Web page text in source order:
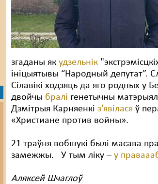
згаданы якудзельнік
ініцыятывы “Народный депутат”.
Сілавікі ходзяць да яго родных у
двойчы бралі генетычны
Дзмітрыя Карняенкіз'явіласяў
«Христиане против войны».
21 траўня вобшукі былі масава
замежжы. У тым ліку –у
Аляксей Шчаглоў